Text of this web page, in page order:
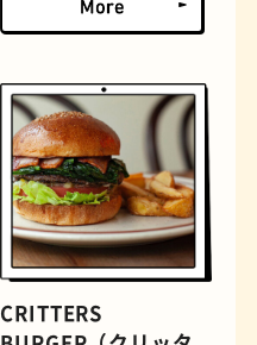
床
CRITTERS